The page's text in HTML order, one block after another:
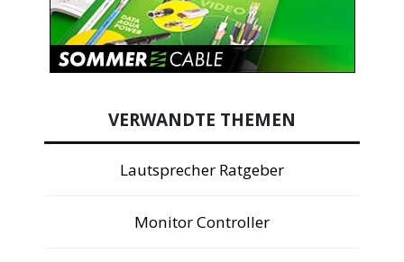
VERWANDTE THEMEN
Lautsprecher Ratgeber
Monitor Controller